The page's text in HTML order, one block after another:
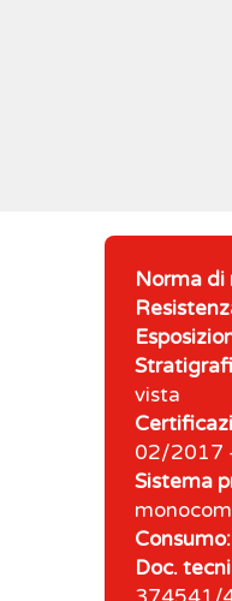
Norma
vista
02/2017
Sistema
Consumo:
Doc.